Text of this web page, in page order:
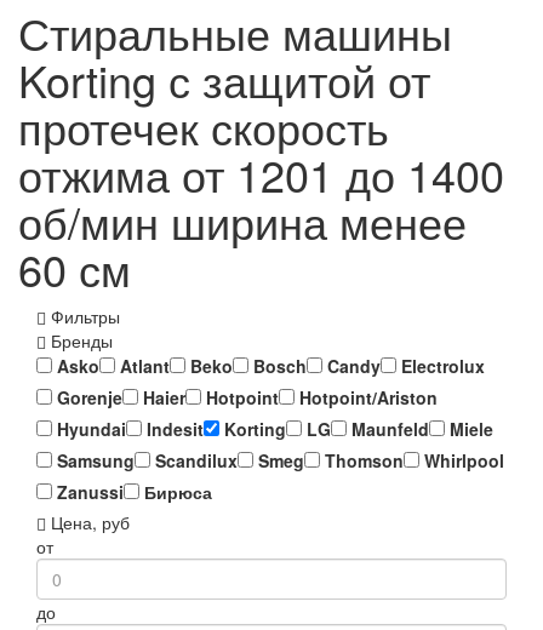
Стиральные машины
Korting с защитой от
протечек скорость
отжима от 1201 до 1400
об/мин ширина менее
60 см
Фильтры
Бренды
Asko
Atlant Beko Bosch Candy
Electrolux
Gorenje
Haier Hotpoint
Hotpoint/Ariston
Hyundai
Indesit Korting LG Maunfeld
Miele
Samsung
Scandilux Smeg Thomson
Whirlpool
Zanussi
Бирюса
Цена, руб
от
до